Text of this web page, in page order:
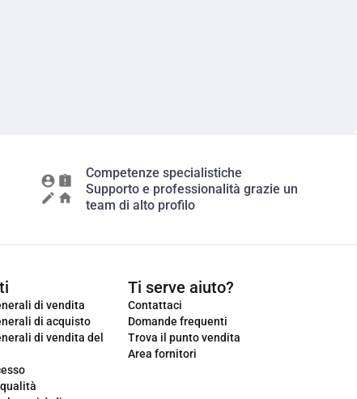
Competenze specialistiche
Supporto e professionalità grazie un
team di alto profilo
di vendita
di acquisto
di vendita del
Ti serve aiuto?
Contattaci
Domande frequenti
Trova il punto vendita
Area fornitori